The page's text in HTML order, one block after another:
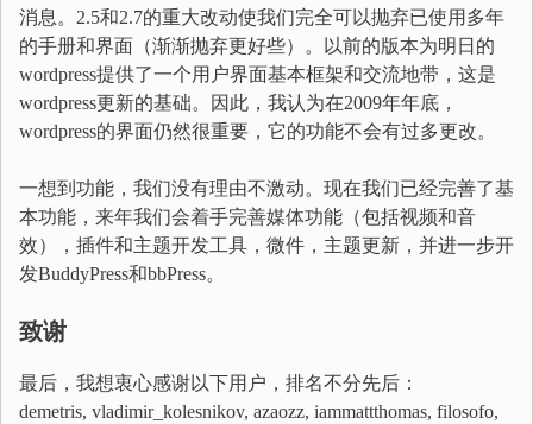
消息。2.5和2.7的重大改动使我们完全可以抛弃已使用多年
的手册和界面（渐渐抛弃更好些）。以前的版本为明日的
wordpress提供了一个用户界面基本框架和交流地带，这是
wordpress更新的基础。因此，我认为在2009年年底，
wordpress的界面仍然很重要，它的功能不会有过多更改。
一想到功能，我们没有理由不激动。现在我们已经完善了基
本功能，来年我们会着手完善媒体功能（包括视频和音
效），插件和主题开发工具，微件，主题更新，并进一步开
发BuddyPress和bbPress。
致谢
最后，我想衷心感谢以下用户，排名不分先后：
demetris, vladimir_kolesnikov, azaozz, iammattthomas, filosofo,